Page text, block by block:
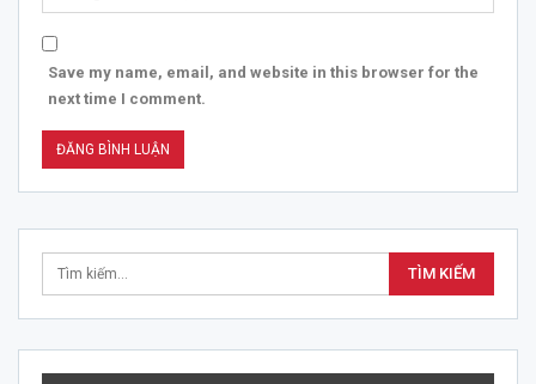
Save my name, email, and website in this browser for the
next time I comment.